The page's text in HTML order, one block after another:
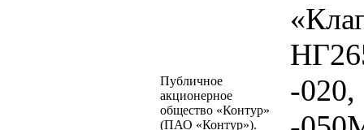
Публичное
акционерное
общество «Контур»
(ПАО «Контур»).
-